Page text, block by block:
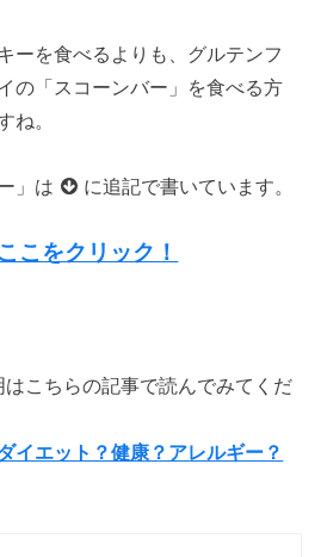
ーを食べるよりも、グルテンフ
の「スコーンバー」を食べる方
ね。
」は に追記で書いています。
ここをクリック！
こちらの記事で読んでみてくだ
イエット？健康？アレルギー？